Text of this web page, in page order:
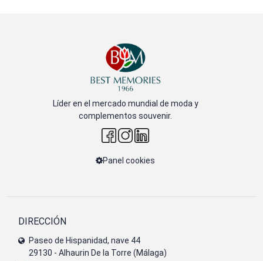
Líder en el mercado mundial de moda y
complementos souvenir.
Panel cookies
DIRECCIÓN
Paseo de Hispanidad, nave 44
29130 - Alhaurin De la Torre (Málaga)